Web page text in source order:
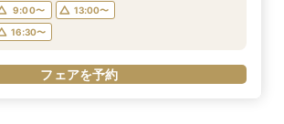
9:00〜
13:00〜
16:30〜
フェアを予約